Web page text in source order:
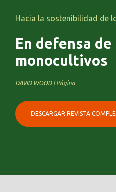
Hacia la sostenibilidad de
En defensa de
monocultivos
DAVID WOOD | Página
DESCARGAR REVISTA